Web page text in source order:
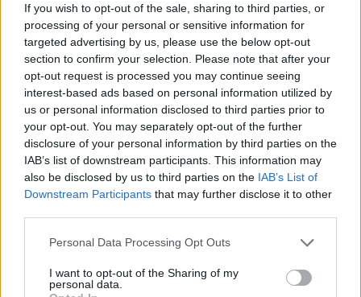
If you wish to opt-out of the sale, sharing to third parties, or
processing of your personal or sensitive information for
targeted advertising by us, please use the below opt-out
section to confirm your selection. Please note that after your
opt-out request is processed you may continue seeing
interest-based ads based on personal information utilized by
us or personal information disclosed to third parties prior to
your opt-out. You may separately opt-out of the further
disclosure of your personal information by third parties on the
IAB’s list of downstream participants. This information may
also be disclosed by us to third parties on the IAB’s List of
Downstream Participants that may further disclose it to other
Please note that this website/app uses one or more Google
not limited to your visit or usage behaviour. You may click to
grant or deny consent to Google and its third-party tags to
Personal Data Processing Opt Outs
I want to opt-out of the Sharing of my
personal data.
1 napja
Hakkinen megtartaná a Norris-Piastri párost a
McLarennél, nem borítaná fel Verstappenért